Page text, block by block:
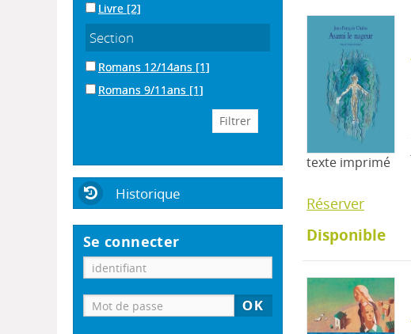
Livre [2]
Section
Romans 12/14ans [1]
Romans 9/11ans [1]
Historique
Se connecter
texte imprimé
Réserver
Disponible